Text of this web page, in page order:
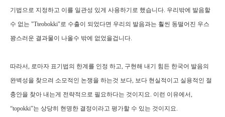
기법으로 지정하고 이를 일관성 있게 사용하기로 했습니다. 우리밖에 발음할
수 없는 "Tteobokki"로 수출이 되었다면 우리의 발음과는 훨씬 동떨어진 우스
꽝스러운 결과물이 나올수 밖에 없었을겁니다.
따라서, 로마자 표기법의 한계를 인정 하고, 구현해 내기 힘든 한국어 발음의
완벽성을 찾으려 소모적인 논쟁을 하는것 보다, 보다 현실적이고 실용적인 절
충안을 찾아 내는게 전략적으로 필요하다는 것이지요. 이런 이유에서,
“topokki”는 상당히 현명한 결정이라고 평가할 수 있는 것이지요.